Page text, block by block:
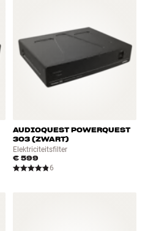
AUDIOQUEST POWERQUEST
303 (ZWART)
Elektriciteitsfilter
€ 599
6